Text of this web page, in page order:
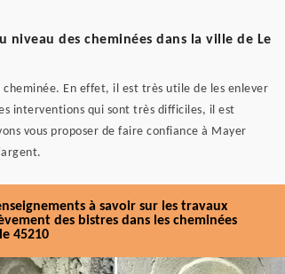
des cheminées dans la ville de Le
En effet, il est très utile de les enlever
interventions qui sont très difficiles, il est
vous proposer de faire confiance à Mayer
à savoir sur les travaux
des bistres dans les cheminées
45210